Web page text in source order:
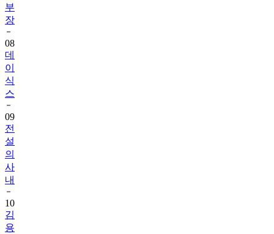
부
장
08
데
이
식
스
09
전
설
의
사
내
10
김
용